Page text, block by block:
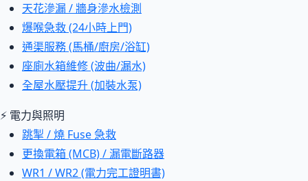
天花滲漏 / 牆身滲水檢測
爆喉急救 (24小時上門)
通渠服務 (馬桶/廚房/浴缸)
座廁水箱維修 (波曲/漏水)
全屋水壓提升 (加裝水泵)
⚡ 電力與照明
跳掣 / 燒 Fuse 急救
更換電箱 (MCB) / 漏電斷路器
WR1 / WR2 (電力完工證明書)